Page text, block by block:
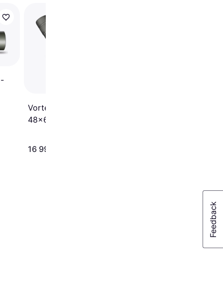
Vortex Razor HD 22-
48x65 Angled
16 990 kr